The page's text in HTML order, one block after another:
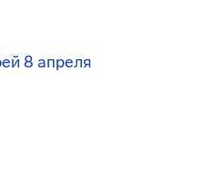
8 апреля